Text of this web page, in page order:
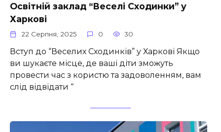
Освітній заклад “Веселі Сходинки” у
Харкові
22 Серпня, 2025 0 30
Вступ до “Веселих Сходинків” у Харкові Якщо
ви шукаєте місце, де ваші діти зможуть
провести час з користю та задоволенням, вам
слід відвідати “